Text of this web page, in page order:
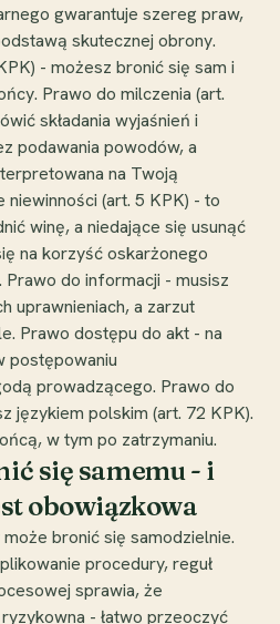
gwarantuje szereg praw,
skutecznej obrony.
- możesz bronić się sam i
Prawo do milczenia (art.
składania wyjaśnień i
podawania powodów, a
na Twoją
niewinności (art. 5 KPK) - to
winę, a niedające się usunąć
na korzyść oskarżonego
Prawo do informacji - musisz
uprawnieniach, a zarzut
Prawo dostępu do akt - na
postępowaniu
prowadzącego. Prawo do
językiem polskim (art. 72 KPK).
w tym po zatrzymaniu.
się samemu - i
obowiązkowa
bronić się samodzielnie.
procedury, reguł
sprawia, że
- łatwo przeoczyć